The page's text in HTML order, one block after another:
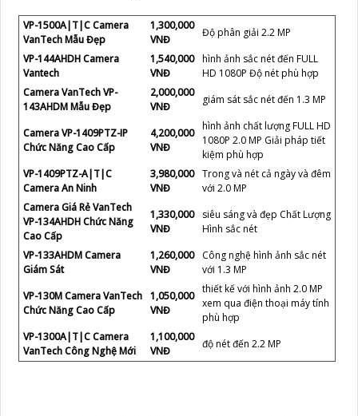
VP-1500A|T|C Camera
VanTech Mẫu Đẹp
1,300,000
VNĐ
Độ phân giải 2.2 MP
VP-144AHDH Camera
Vantech
1,540,000
VNĐ
hình ảnh sắc nét đến FULL
HD 1080P Độ nét phù hợp
Camera VanTech VP-
143AHDM Mẫu Đẹp
2,000,000
VNĐ
giám sát sắc nét đến 1.3 MP
Camera VP-1409PTZ-IP
Chức Năng Cao Cấp
4,200,000
VNĐ
hình ảnh chất lượng FULL HD
1080P 2.0 MP Giải pháp tiết
kiệm phù hợp
VP-1409PTZ-A|T|C
Camera An Ninh
3,980,000
VNĐ
Trong và nét cả ngày và đêm
với 2.0 MP
Camera Giá Rẻ VanTech
VP-134AHDH Chức Năng
Cao Cấp
1,330,000
VNĐ
siêu sáng và đẹp Chất Lượng
Hình sắc nét
VP-133AHDM Camera
Giám Sát
1,260,000
VNĐ
Công nghệ hình ảnh sắc nét
với 1.3 MP
VP-130M Camera VanTech
Chức Năng Cao Cấp
1,050,000
VNĐ
thiết kế với hình ảnh 2.0 MP
xem qua điện thoại máy tính
phù hợp
VP-1300A|T|C Camera
VanTech Công Nghệ Mới
1,100,000
VNĐ
độ nét đến 2.2 MP